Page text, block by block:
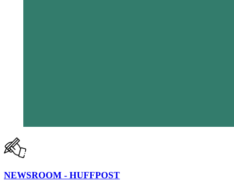
NEWSROOM - HUFFPOST